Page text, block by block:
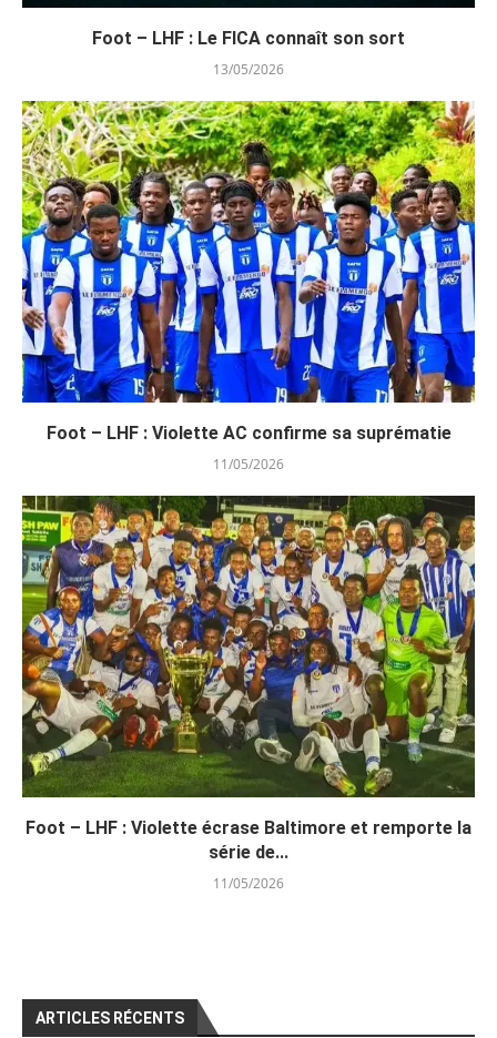
Foot – LHF : Le FICA connaît son sort
13/05/2026
Foot – LHF : Violette AC confirme sa suprématie
11/05/2026
Foot – LHF : Violette écrase Baltimore et remporte la
série de...
11/05/2026
ARTICLES RÉCENTS